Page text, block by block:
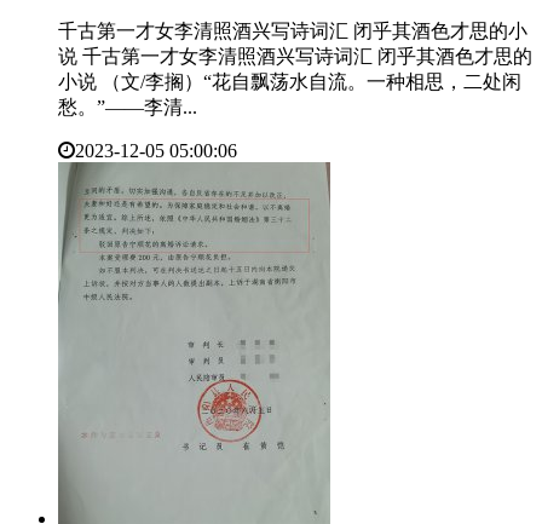
千古第一才女李清照酒兴写诗词汇 闭乎其酒色才思的小
说 千古第一才女李清照酒兴写诗词汇 闭乎其酒色才思的
小说 （文/李搁）“花自飘荡水自流。一种相思，二处闲
愁。”——李清...
2023-12-05 05:00:06